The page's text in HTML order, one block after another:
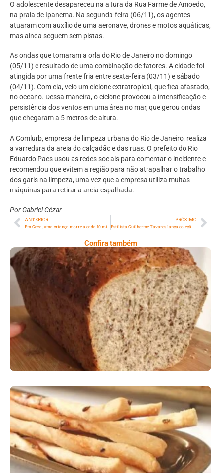
O adolescente desapareceu na altura da Rua Farme de Amoedo,
na praia de Ipanema. Na segunda-feira (06/11), os agentes
atuaram com auxílio de uma aeronave, drones e motos aquáticas,
mas ainda seguem sem pistas.
As ondas que tomaram a orla do Rio de Janeiro no domingo
(05/11) é resultado de uma combinação de fatores. A cidade foi
atingida por uma frente fria entre sexta-feira (03/11) e sábado
(04/11). Com ela, veio um ciclone extratropical, que fica afastado,
no oceano. Dessa maneira, o ciclone provocou a intensificação e
persistência dos ventos em uma área no mar, que gerou ondas
que chegaram a 5 metros de altura.
A Comlurb, empresa de limpeza urbana do Rio de Janeiro, realiza
a varredura da areia do calçadão e das ruas. O prefeito do Rio
Eduardo Paes usou as redes sociais para comentar o incidente e
recomendou que evitem a região para não atrapalhar o trabalho
dos garis na limpeza, uma vez que a empresa utiliza muitas
máquinas para retirar a areia espalhada.
Por Gabriel Cézar
ANTERIOR PRÓXIMO
Confira também
Comer Bem: Pão Low Carb
Comer Bem: Palitinhos De Cebola E Salsa